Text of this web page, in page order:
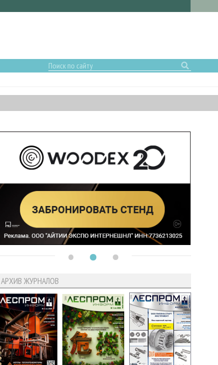
АРХИВ ЖУРНАЛОВ